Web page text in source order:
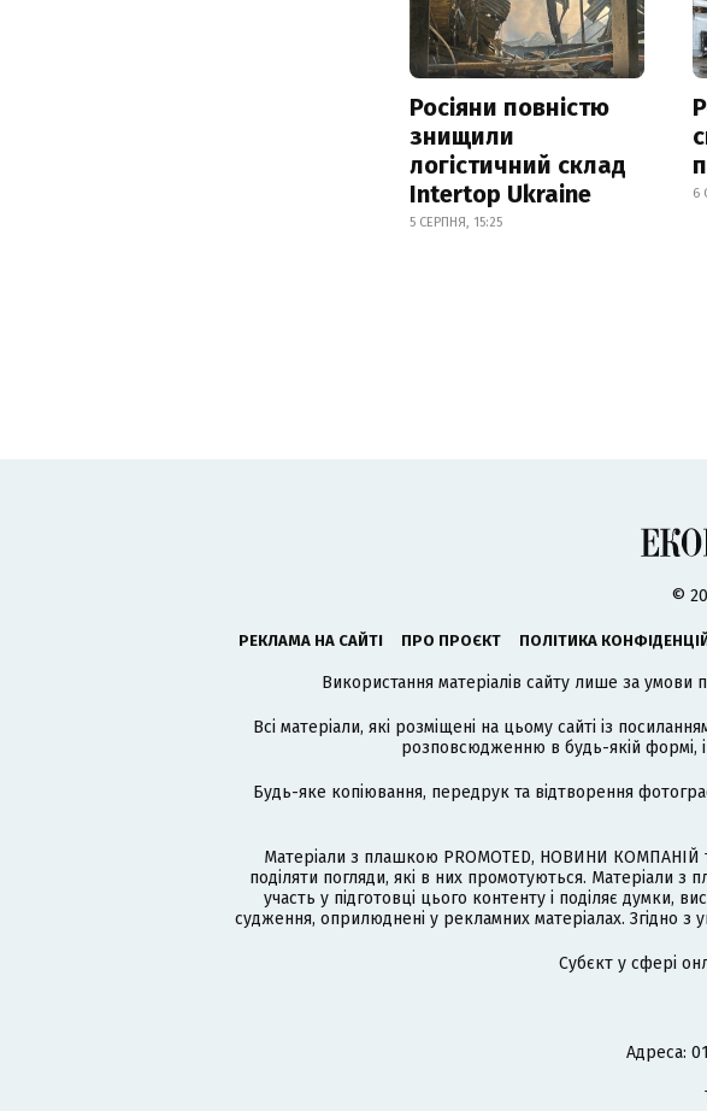
Росіяни повністю
знищили
логістичний склад
Intertop Ukraine
5 СЕРПНЯ, 15:25
6
©
РЕКЛАМА НА САЙТІ ПРО ПРОЄКТ ПОЛІТИКА
Використання матеріалів сайту лише за умови
Всі матеріали, які розміщені на цьому сайті із
розповсюдженню в будь-якій формі,
Будь-яке копіювання, передрук та відтворення
Матеріали з плашкою PROMOTED, НОВИНИ КОМПАНІЙ
поділяти погляди, які в них промотуються.
участь у підготовці цього контенту і поділяє думки,
судження, оприлюднені у рекламних матеріалах. Згідно з
Cубєкт у сфері
Адреса: